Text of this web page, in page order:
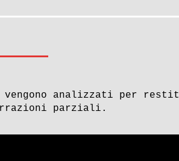
analizzati per
parziali.